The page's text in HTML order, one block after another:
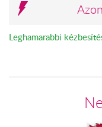
Leghamarabbi